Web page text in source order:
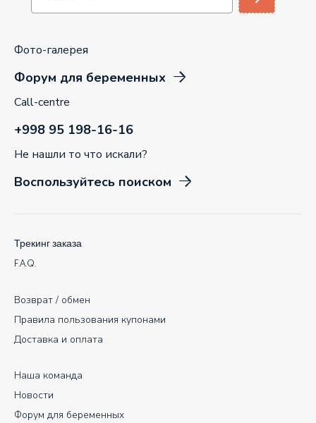
Фото-галерея
Форум для беременных
Call-centre
+998 95 198-16-16
Не нашли то что искали?
Воспользуйтесь поиском
Наша команда
Новости
Форум для беременных
Возврат / обмен
Правила пользования купонами
Доставка и оплата
Трекинг заказа
F.A.Q.